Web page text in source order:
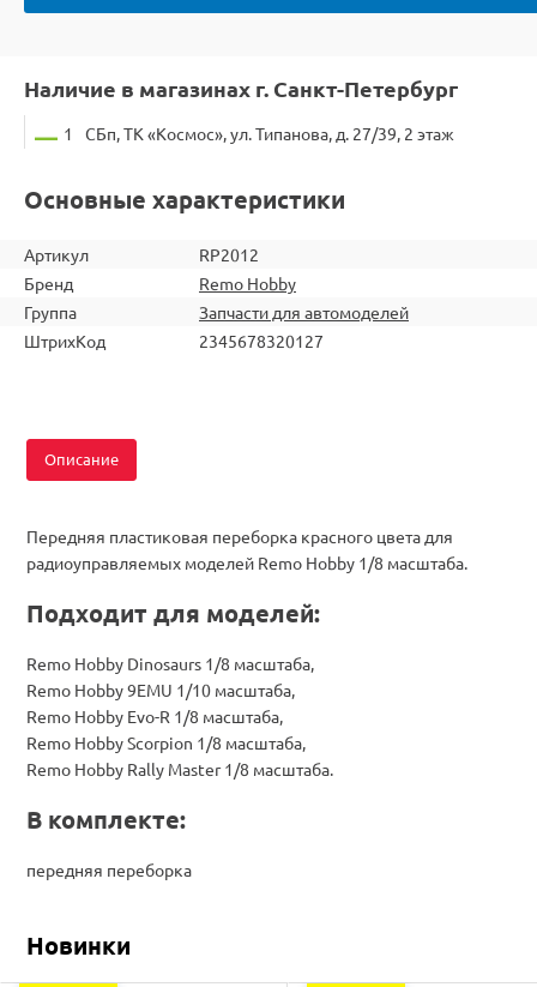
Наличие в магазинах г. Санкт-Петербург
1 СБп, ТК «Космос», ул. Типанова, д. 27/39, 2 этаж
Основные характеристики
Артикул
RP2012
Бренд
Remo Hobby
Группа
Запчасти для автомоделей
ШтрихКод
2345678320127
Описание
Передняя пластиковая переборка красного цвета для
радиоуправляемых моделей Remo Hobby 1/8 масштаба.
Подходит для моделей:
Remo Hobby Dinosaurs 1/8 масштаба,
Remo Hobby 9EMU 1/10 масштаба,
Remo Hobby Evo-R 1/8 масштаба,
Remo Hobby Scorpion 1/8 масштаба,
Remo Hobby Rally Master 1/8 масштаба.
В комплекте:
передняя переборка
Новинки